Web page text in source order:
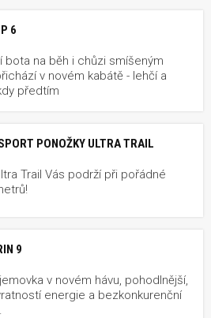
6
bota na běh i chůzi smíšeným
v novém kabátě - lehčí a
předtím
PONOŽKY ULTRA TRAIL
Trail Vás podrží při pořádné
9
v novém hávu, pohodlnější,
energie a bezkonkurenční